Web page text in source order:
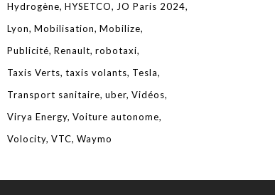
Hydrogène HYSETCO
JO Paris 2024
Lyon Mobilisation Mobilize
Publicité Renault robotaxi
Taxis Verts taxis volants Tesla
Transport sanitaire uber Vidéos
Virya Energy Voiture autonome
Volocity VTC Waymo